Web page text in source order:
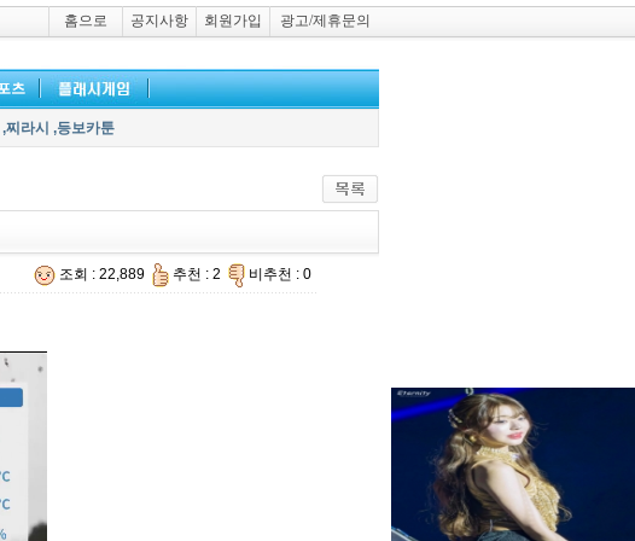
홈으로 공지사항 회원가입 광고/제휴문의
,찌라시 ,등보카툰
조회 : 22,889 추천 : 2 비추천 : 0